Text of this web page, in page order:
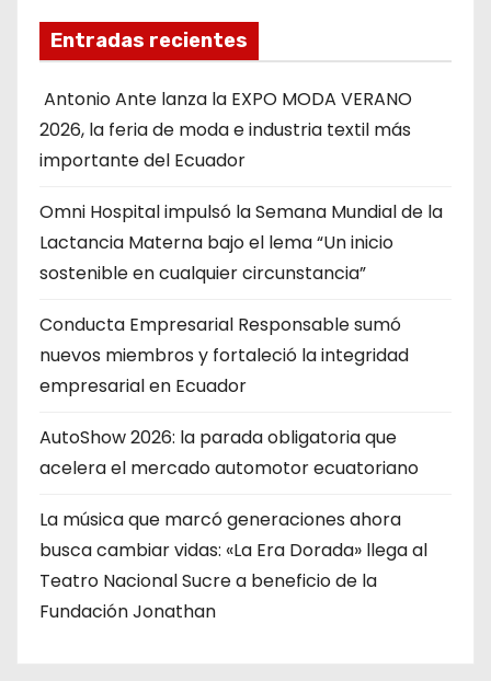
Entradas recientes
Antonio Ante lanza la EXPO MODA VERANO
2026, la feria de moda e industria textil más
importante del Ecuador
Omni Hospital impulsó la Semana Mundial de la
Lactancia Materna bajo el lema “Un inicio
sostenible en cualquier circunstancia”
Conducta Empresarial Responsable sumó
nuevos miembros y fortaleció la integridad
empresarial en Ecuador
AutoShow 2026: la parada obligatoria que
acelera el mercado automotor ecuatoriano
La música que marcó generaciones ahora
busca cambiar vidas: «La Era Dorada» llega al
Teatro Nacional Sucre a beneficio de la
Fundación Jonathan